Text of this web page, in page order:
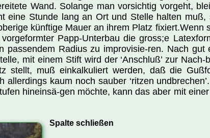
Wand. Solange man vorsichtig vorgeht,
eine Stunde lang an Ort und Stelle halten
künftige Mauer an ihrem Platz
Papp-Unterbau die gross;e
passendem Radius zu improvisie-ren. Nach
mit einem Stift wird der ‘Anschluß’ zur
stellt, muß einkalkuliert werden, daß die
kaum noch sauber ‘ritzen
hineinsä-gen möchte, kann das aber mit
Spalte schließen